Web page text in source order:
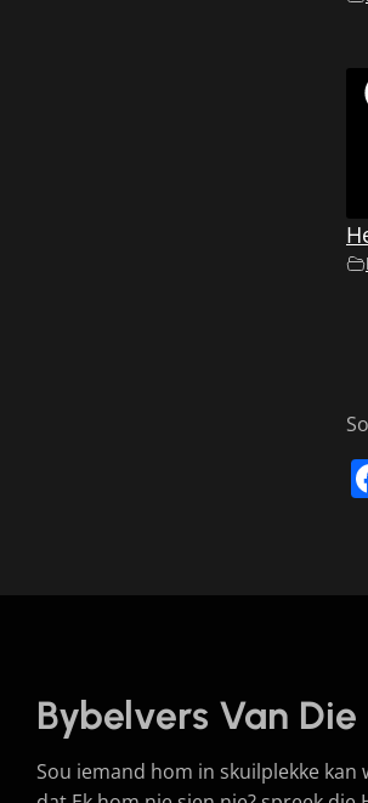
Bybelvers Van Die
Sou iemand hom in skuilplekke kan